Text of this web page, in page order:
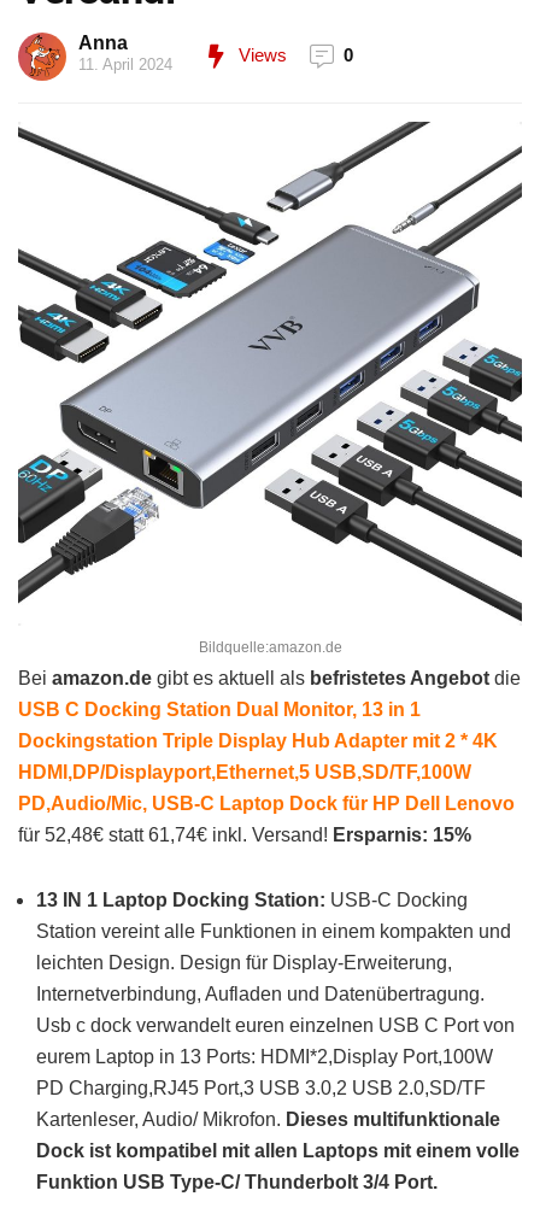
Anna
11. April 2024 Views 0
Bildquelle:amazon.de
Bei amazon.de gibt es aktuell als befristetes Angebot die
USB C Docking Station Dual Monitor, 13 in 1
Dockingstation Triple Display Hub Adapter mit 2 * 4K
HDMI,DP/Displayport,Ethernet,5 USB,SD/TF,100W
PD,Audio/Mic, USB-C Laptop Dock für HP Dell Lenovo
für 52,48€ statt 61,74€ inkl. Versand! Ersparnis: 15%
13 IN 1 Laptop Docking Station: USB-C Docking
Station vereint alle Funktionen in einem kompakten und
leichten Design. Design für Display-Erweiterung,
Internetverbindung, Aufladen und Datenübertragung.
Usb c dock verwandelt euren einzelnen USB C Port von
eurem Laptop in 13 Ports: HDMI*2,Display Port,100W
PD Charging,RJ45 Port,3 USB 3.0,2 USB 2.0,SD/TF
Kartenleser, Audio/ Mikrofon. Dieses multifunktionale
Dock ist kompatibel mit allen Laptops mit einem volle
Funktion USB Type-C/ Thunderbolt 3/4 Port.